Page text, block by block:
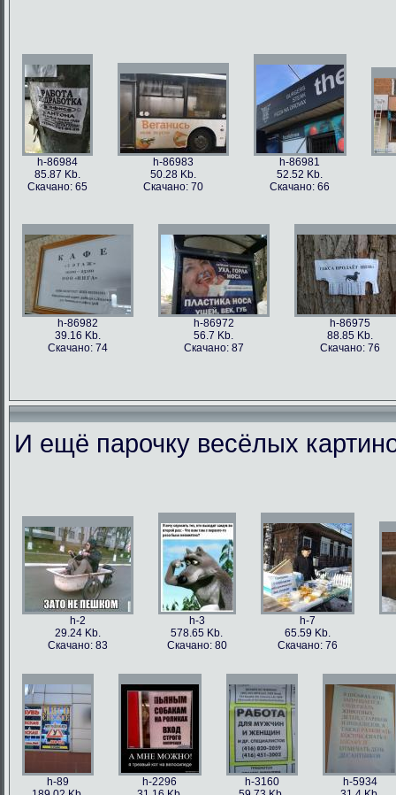
h-86984
85.87 Kb.
Скачано: 65
h-86983
50.28 Kb.
Скачано: 70
h-86981
52.52 Kb.
Скачано: 66
h-86982
39.16 Kb.
Скачано: 74
h-86972
56.7 Kb.
Скачано: 87
h-86975
88.85 Kb.
Скачано: 76
И ещё парочку весёлых
h-2
29.24 Kb.
Скачано: 83
h-3
578.65 Kb.
Скачано: 80
h-7
65.59 Kb.
Скачано: 76
h-89
h-2296
h-3160
h-5934